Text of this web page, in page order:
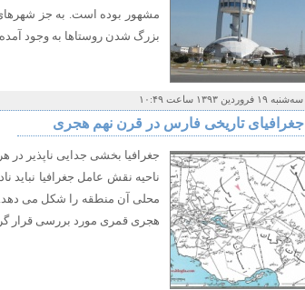
مشهور بوده است. به جز شهرهای
بزرگ شدن روستاها به وجود آمده
سه‌شنبه ۱۹ فروردین ۱۳۹۳ ساعت ۱۰:۴۹
جغرافیای تاریخی فارس در قرن نهم هجری
جغرافیا بخشی جدایی ناپذیر
ناحیه نقش عامل جغرافیا نباید
محلی آن منطقه را شکل می دهد.
هجری قمری مورد بررسی قرار